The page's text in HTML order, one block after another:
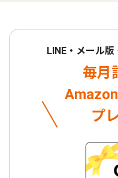
LINE・メール
毎月
プ